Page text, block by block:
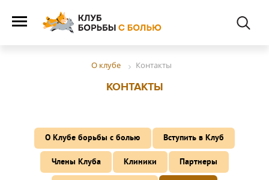
О клубе Контакты
КОНТАКТЫ
О Клубе борьбы с болью Вступить в Клуб
Члены Клуба Клиники Партнеры